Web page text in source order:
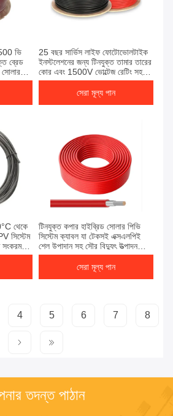
ভি
ব্রেড
সোলার
25 বছর সার্ভিস লাইফ ফোটোভোলটাইক
ইনস্টলেশনের জন্য টিনযুক্ত তামার তারের
কোর এবং 1500V ভোল্টেজ রেটিং সহ
সৌর PV তারের
সেরা মূল্য পান
থেকে
সিস্টেম
সংক্রমণ
টিনযুক্ত কপার হাইব্রিড সোলার পিভি
সিস্টেম ক্যাবল যা টেকসই এক্সএলপিই
শেল উপাদান সহ সৌর বিদ্যুৎ উত্পাদন
সিস্টেমের জন্য আদর্শ
সেরা মূল্য পান
4 5 6 7 8
তদন্ত পাঠান